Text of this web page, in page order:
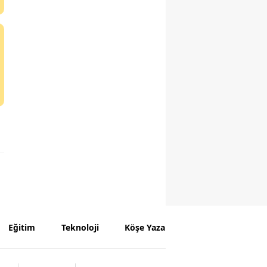
Eğitim Teknoloji Köşe Yazarları